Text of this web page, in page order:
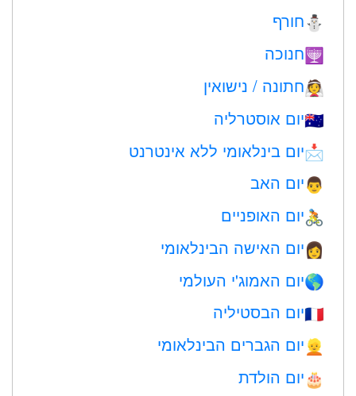
⛄ חורף
🕎חנוכה
👰חתונה / נישואין
🇦🇺יום אוסטרליה
📩יום בינלאומי ללא אינטרנט
👨יום האב
🚴יום האופניים
👩יום האישה הבינלאומי
🌎יום האמוג'י העולמי
🇫🇷יום הבסטיליה
👱 יום הגברים הבינלאומי
🎂 יום הולדת